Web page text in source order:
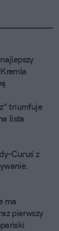
triumfuje
lista
Curuś z
ma
pierwszy